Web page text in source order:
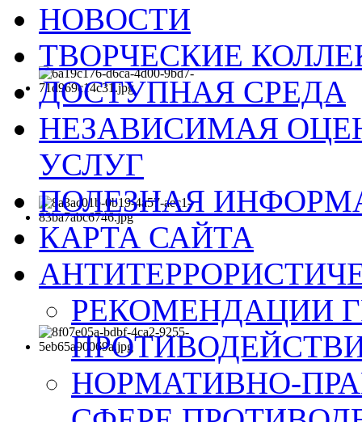
НОВОСТИ
ТВОРЧЕСКИЕ
ДОСТУПНАЯ СРЕДА
НЕЗАВИСИМАЯ
УСЛУГ
ПОЛЕЗНАЯ
КАРТА САЙТА
РЕКОМЕНДАЦИИ
НОРМАТИВНО-